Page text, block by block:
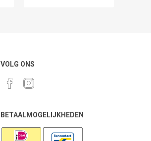
VOLG ONS
BETAALMOGELIJKHEDEN